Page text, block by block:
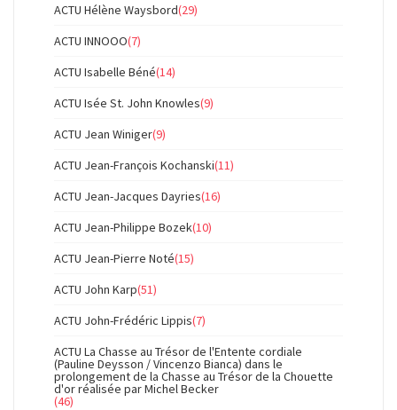
ACTU Hélène Waysbord(29)
ACTU INNOOO(7)
ACTU Isabelle Béné(14)
ACTU Isée St. John Knowles(9)
ACTU Jean Winiger(9)
ACTU Jean-François Kochanski(11)
ACTU Jean-Jacques Dayries(16)
ACTU Jean-Philippe Bozek(10)
ACTU Jean-Pierre Noté(15)
ACTU John Karp(51)
ACTU John-Frédéric Lippis(7)
ACTU La Chasse au Trésor de l'Entente cordiale
(Pauline Deysson / Vincenzo Bianca) dans le
prolongement de la Chasse au Trésor de la Chouette
d'or réalisée par Michel Becker
(46)